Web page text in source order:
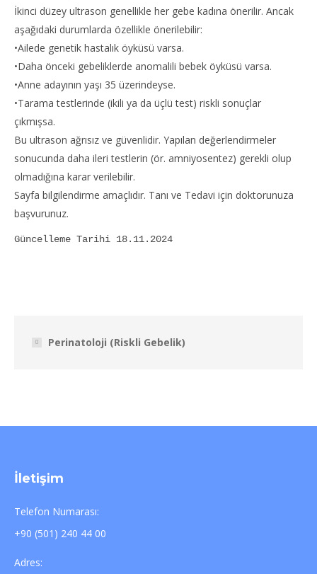
İkinci düzey ultrason genellikle her gebe kadına önerilir. Ancak
aşağıdaki durumlarda özellikle önerilebilir:
•Ailede genetik hastalık öyküsü varsa.
•Daha önceki gebeliklerde anomalili bebek öyküsü varsa.
•Anne adayının yaşı 35 üzerindeyse.
•Tarama testlerinde (ikili ya da üçlü test) riskli sonuçlar
çıkmışsa.
Bu ultrason ağrısız ve güvenlidir. Yapılan değerlendirmeler
sonucunda daha ileri testlerin (ör. amniyosentez) gerekli olup
olmadığına karar verilebilir.
Sayfa bilgilendirme amaçlıdır. Tanı ve Tedavi için doktorunuza
başvurunuz.
Güncelleme Tarihi 18.11.2024
Perinatoloji (Riskli Gebelik)
İletişim
Telefon Numarası:
+90 (501) 240 44 00
Adres: